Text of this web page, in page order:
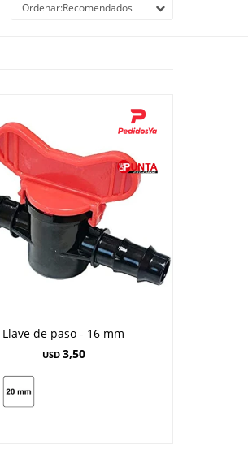
Recomendados
Llave de paso - 16 mm
USD 3,50